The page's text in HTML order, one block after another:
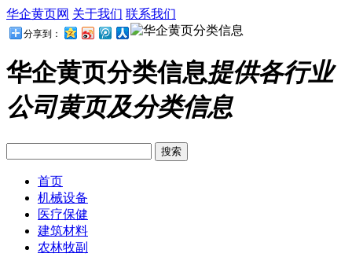
华企黄页网 关于我们 联系我们
分享到：
华企黄页分类信息提供各行业
公司黄页及分类信息
首页
机械设备
医疗保健
建筑材料
农林牧副